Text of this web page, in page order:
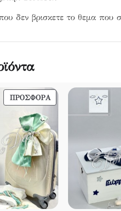
δεν βρισκετε το θεμα που
ΠΡΟΣΦΟΡΆΠΡΟΪΌΝ